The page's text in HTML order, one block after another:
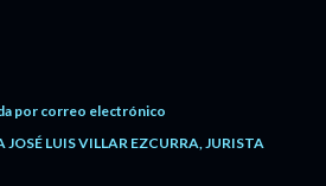
por correo electrónico
JOSÉ LUIS VILLAR EZCURRA JURISTA